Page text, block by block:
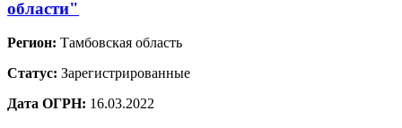
области"
Регион: Тамбовская область
Статус: Зарегистрированные
Дата ОГРН: 16.03.2022